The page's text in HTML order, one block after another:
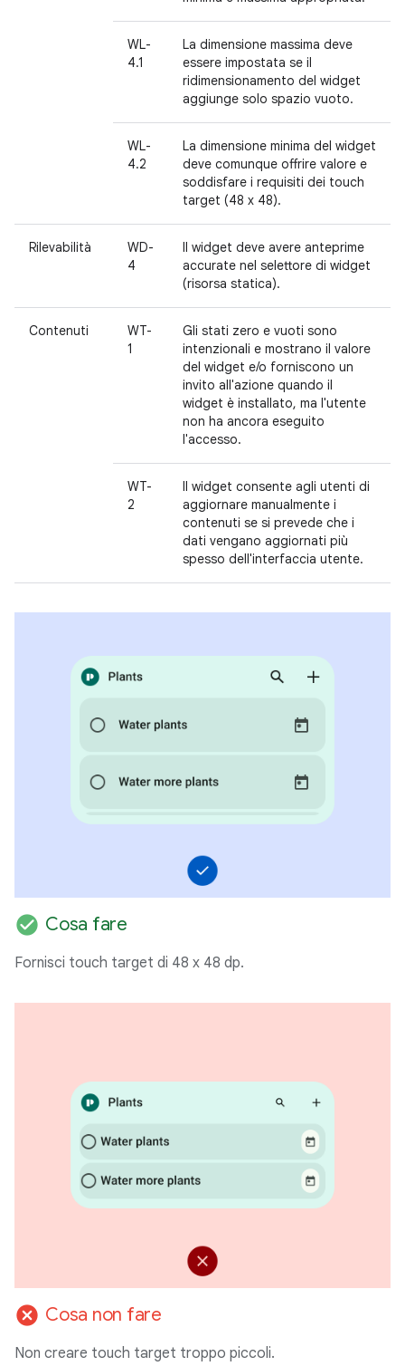
WL-
4.1
La dimensione massima deve
essere impostata se il
ridimensionamento del widget
aggiunge solo spazio vuoto.
WL-
4.2
La dimensione minima del widget
deve comunque offrire valore e
soddisfare i requisiti dei touch
target (48 x 48).
Rilevabilità
WD-
4
Il widget deve avere anteprime
accurate nel selettore di widget
(risorsa statica).
Contenuti
WT-
1
Gli stati zero e vuoti sono
intenzionali e mostrano il valore
del widget e/o forniscono un
invito all'azione quando il
widget è installato, ma l'utente
non ha ancora eseguito
l'accesso.
WT-
2
Il widget consente agli utenti di
aggiornare manualmente i
contenuti se si prevede che i
dati vengano aggiornati più
spesso dell'interfaccia utente.
check_circle Cosa fare
Fornisci touch target di 48 x 48 dp.
cancel Cosa non fare
Non creare touch target troppo piccoli.